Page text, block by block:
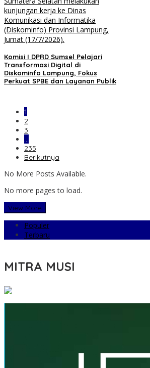
Komisi I DPRD Sumsel Pelajari
Transformasi Digital di
Diskominfo Lampung, Fokus
Perkuat SPBE dan Layanan Publik
1
2
3
…
235
Berikutnya
No More Posts Available.
No more pages to load.
View More
Populer
Terbaru
MITRA MUSI